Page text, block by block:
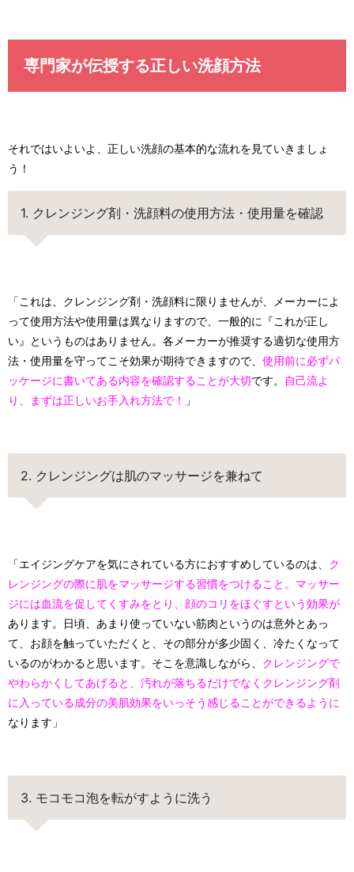
専門家が伝授する正しい洗顔方法
それではいよいよ、正しい洗顔の基本的な流れを見ていきましょ
う！
1. クレンジング剤・洗顔料の使用方法・使用量を確認
「これは、クレンジング剤・洗顔料に限りませんが、メーカーによ
って使用方法や使用量は異なりますので、一般的に『これが正し
い』というものはありません。各メーカーが推奨する適切な使用方
法・使用量を守ってこそ効果が期待できますので、 使用前に必ずパ
ッケージに書いてある内容を確認することが大切です。
自己流よ
り、まずは正しいお手入れ方法で！
」
2. クレンジングは肌のマッサージを兼ねて
「エイジングケアを気にされている方におすすめしているのは、 ク
レンジングの際に肌をマッサージする習慣をつけること。 マッサー
ジには血流を促してくすみをとり、顔のコリをほぐすという効果が
あります。日頃、あまり使っていない筋肉というのは意外とあっ
て、お顔を触っていただくと、その部分が多少固く、冷たくなって
いるのがわかると思います。そこを意識しながら、 クレンジングで
やわらかくしてあげると、汚れが落ちるだけでなくクレンジング剤
に入っている成分の美肌効果をいっそう感じることができるように
なります」
3. モコモコ泡を転がすように洗う